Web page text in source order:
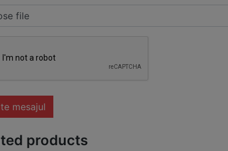
file
mesajul
products